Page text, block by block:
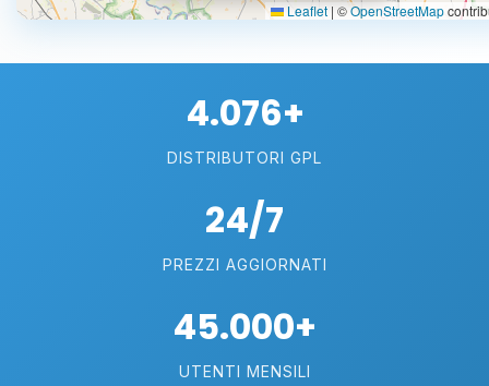
Leaflet | ©OpenStreetMap
4.076+
DISTRIBUTORI GPL
24/7
PREZZI AGGIORNATI
45.000+
UTENTI MENSILI